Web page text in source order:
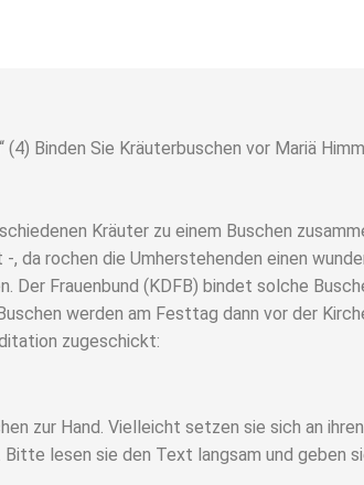
(4) Binden Sie Kräuterbuschen vor Mariä
Kräuter zu einem Buschen
da rochen die Umherstehenden einen
Frauenbund (KDFB) bindet solche
werden am Festtag dann vor der
zugeschickt:
zur Hand. Vielleicht setzen sie sich an
lesen sie den Text langsam und geben